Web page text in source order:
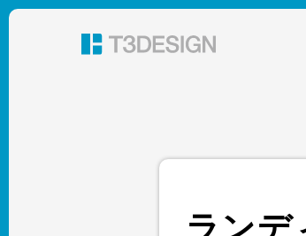
東京都渋谷のパッケージデザイン
ラン